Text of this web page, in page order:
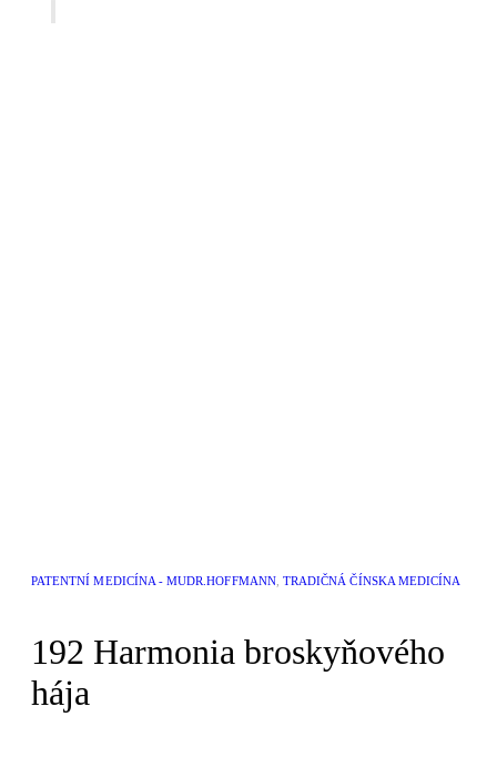
PATENTNÍ MEDICÍNA - MUDR.HOFFMANN, TRADIČNÁ ČÍNSKA MEDICÍNA
192 Harmonia broskyňového
hája